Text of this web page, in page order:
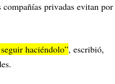
privadas evitan por
haciéndolo”, escribió,